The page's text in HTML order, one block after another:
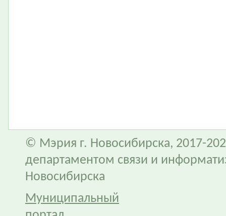
© Мэрия г. Новосибирска, 2017-
департаментом связи и
Новосибирска
Муниципальный